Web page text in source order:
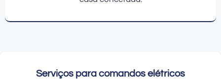
Serviços para comandos elétricos